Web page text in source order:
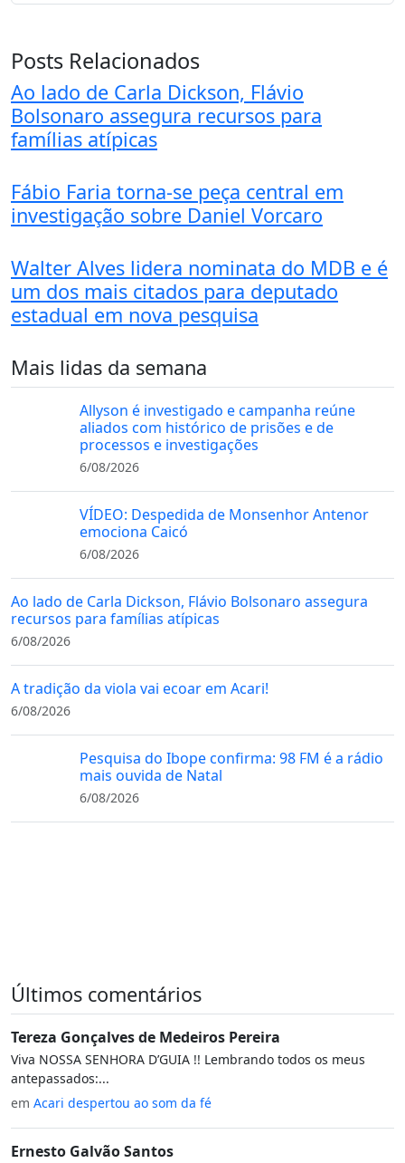
Posts Relacionados
Ao lado de Carla Dickson, Flávio
Bolsonaro assegura recursos para
famílias atípicas
Fábio Faria torna-se peça central em
investigação sobre Daniel Vorcaro
Walter Alves lidera nominata do MDB e é
um dos mais citados para deputado
estadual em nova pesquisa
Mais lidas da semana
Allyson é investigado e campanha reúne
aliados com histórico de prisões e de
processos e investigações
6/08/2026
VÍDEO: Despedida de Monsenhor Antenor
emociona Caicó
6/08/2026
Ao lado de Carla Dickson, Flávio Bolsonaro assegura
recursos para famílias atípicas
6/08/2026
A tradição da viola vai ecoar em Acari!
6/08/2026
Pesquisa do Ibope confirma: 98 FM é a rádio
mais ouvida de Natal
6/08/2026
Últimos comentários
Tereza Gonçalves de Medeiros Pereira
Viva NOSSA SENHORA D’GUIA !! Lembrando todos os meus
antepassados:...
em Acari despertou ao som da fé
Ernesto Galvão Santos